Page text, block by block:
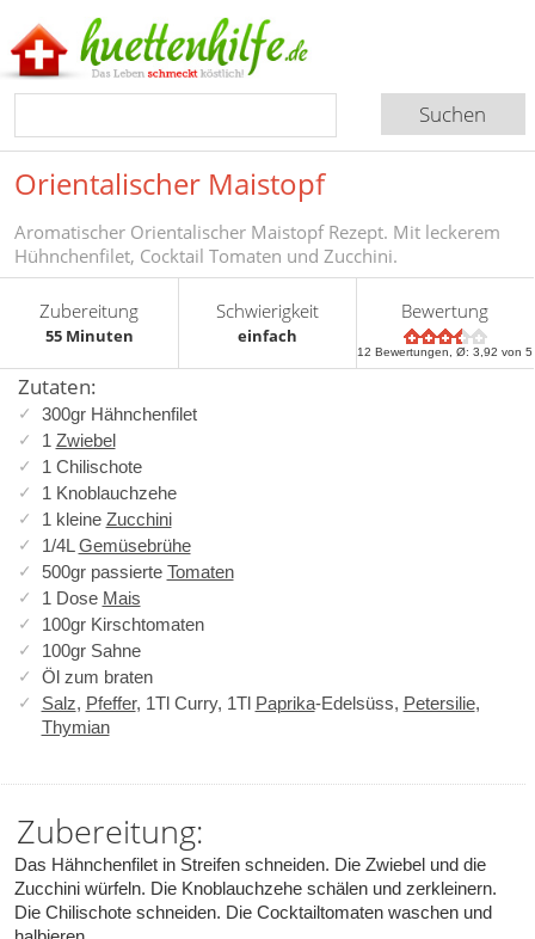
Orientalischer Maistopf
Aromatischer Orientalischer Maistopf Rezept. Mit leckerem
Hühnchenfilet, Cocktail Tomaten und Zucchini.
Zubereitung
55 Minuten
Schwierigkeit
einfach
Bewertung
12 Bewertungen, Ø:3,92 von 5
Zutaten:
300gr Hähnchenfilet
1 Zwiebel
1 Chilischote
1 Knoblauchzehe
1 kleine Zucchini
1/4L Gemüsebrühe
500gr passierte Tomaten
1 Dose Mais
100gr Kirschtomaten
100gr Sahne
Öl zum braten
Salz, Pfeffer, 1Tl Curry, 1Tl Paprika-Edelsüss, Petersilie,
Thymian
Zubereitung:
Das Hähnchenfilet in Streifen schneiden. Die Zwiebel und die
Zucchini würfeln. Die Knoblauchzehe schälen und zerkleinern.
Die Chilischote schneiden. Die Cocktailtomaten waschen und